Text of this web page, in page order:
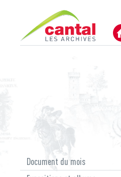
Document du mois